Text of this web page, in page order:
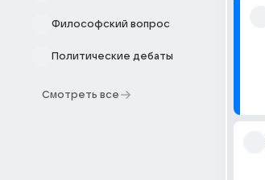
Философский вопрос
Политические дебаты
Смотреть все